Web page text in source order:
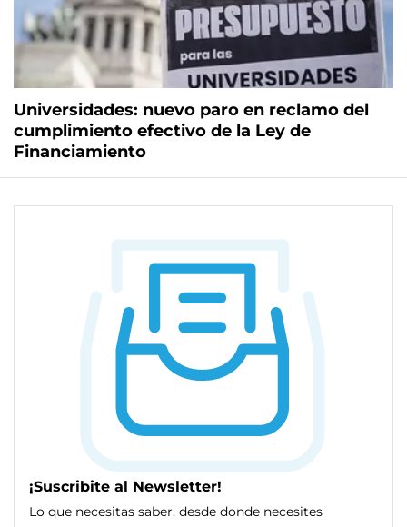
Universidades: nuevo paro en reclamo del
cumplimiento efectivo de la Ley de
Financiamiento
¡Suscribite al Newsletter!
Lo que necesitas saber, desde donde necesites